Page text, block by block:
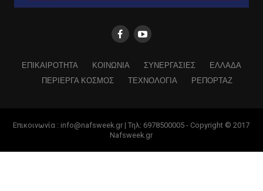
ΕΠΙΚΑΙΡΟΤΗΤΑ ΚΟΙΝΩΝΙΑ ΣΥΝΕΡΓΑΣΙΕΣ
ΕΛΛΑΔΑ
ΠΕΡΙΕΡΓΑ ΚΟΣΜΟΣ
ΤΕΧΝΟΛΟΓΙΑ ΡΕΠΟΡΤΑΖ
Επικοινωνία : info@nafsweek.gr | Τηλ: 6978500005 - Copyright © 2017
Nafsweek.gr